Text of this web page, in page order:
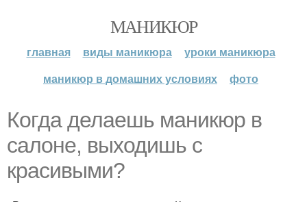
МАНИКЮР
главная виды маникюра
уроки маникюра
маникюр в домашних условиях
фото
Когда делаешь маникюр в
салоне, выходишь с
красивыми?